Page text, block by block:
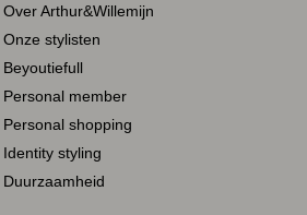
Over Arthur&Willemijn
Onze stylisten
Beyoutiefull
Personal member
Personal shopping
Identity styling
Duurzaamheid